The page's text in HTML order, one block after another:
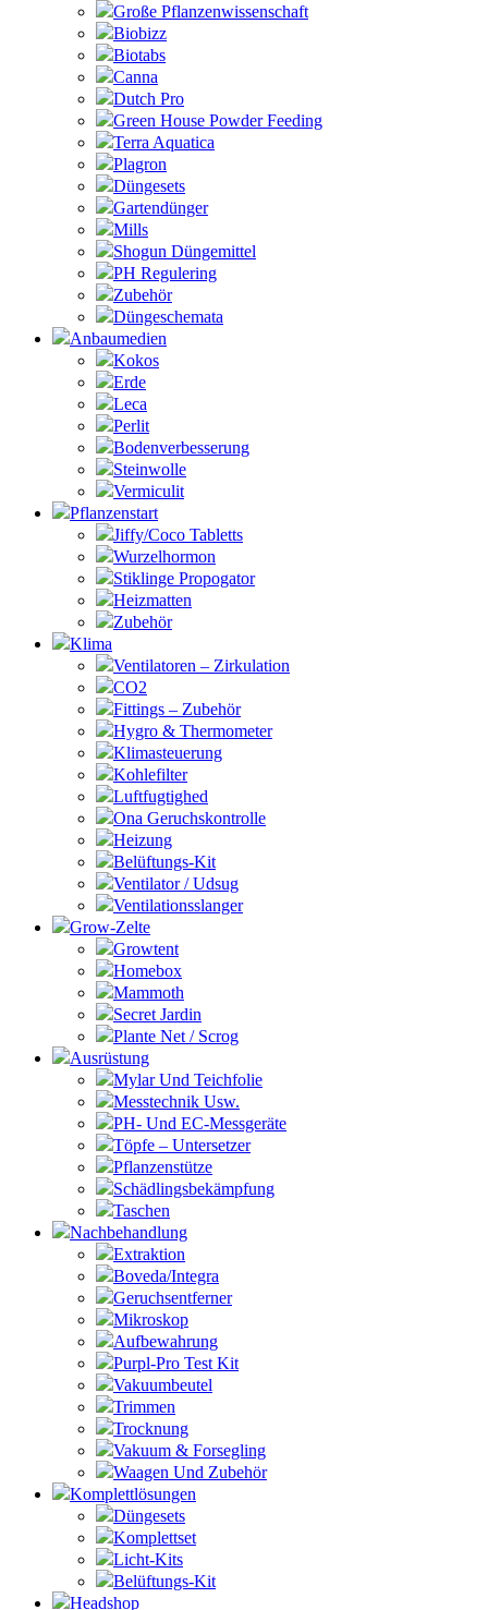
Große Pflanzenwissenschaft
Biobizz
Biotabs
Canna
Dutch Pro
Green House Powder Feeding
Terra Aquatica
Plagron
Düngesets
Gartendünger
Mills
Shogun Düngemittel
PH Regulering
Zubehör
Düngeschemata
Anbaumedien
Kokos
Erde
Leca
Perlit
Bodenverbesserung
Steinwolle
Vermiculit
Pflanzenstart
Jiffy/Coco Tabletts
Wurzelhormon
Stiklinge Propogator
Heizmatten
Zubehör
Klima
Ventilatoren – Zirkulation
CO2
Fittings – Zubehör
Hygro & Thermometer
Klimasteuerung
Kohlefilter
Luftfugtighed
Ona Geruchskontrolle
Heizung
Belüftungs-Kit
Ventilator / Udsug
Ventilationsslanger
Grow-Zelte
Growtent
Homebox
Mammoth
Secret Jardin
Plante Net / Scrog
Ausrüstung
Mylar Und Teichfolie
Messtechnik Usw.
PH- Und EC-Messgeräte
Töpfe – Untersetzer
Pflanzenstütze
Schädlingsbekämpfung
Taschen
Nachbehandlung
Extraktion
Boveda/Integra
Geruchsentferner
Mikroskop
Aufbewahrung
Purpl-Pro Test Kit
Vakuumbeutel
Trimmen
Trocknung
Vakuum & Forsegling
Waagen Und Zubehör
Komplettlösungen
Düngesets
Komplettset
Licht-Kits
Belüftungs-Kit
Headshop